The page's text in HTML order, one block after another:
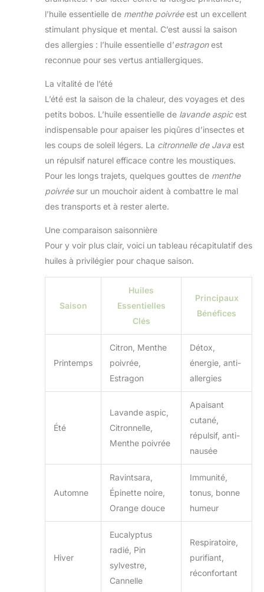
soins et votre amour
sincères lors de fêtes
telles que la fête des
mères, la Saint - Valentin,
les anniversaires, Noël, la
fête des enseignants, la
l’huile essentielle de menthe poivréeest un excellent
stimulant physique et mental. C’est aussi la saison
des allergies : l’huile essentielle d’estragonest
reconnue pour ses vertus antiallergiques.
La vitalité de l’été
L’été est la saison de la chaleur, des voyages et des
petits bobos. L’huile essentielle de lavande aspicest
indispensable pour apaiser les piqûres d’insectes et
les coups de soleil légers. La citronnelle de Java est
un répulsif naturel efficace contre les moustiques.
Pour les longs trajets, quelques gouttes de menthe
poivréesur un mouchoir aident à combattre le mal
des transports et à rester alerte.
Une comparaison saisonnière
Pour y voir plus clair, voici un tableau récapitulatif des
huiles à privilégier pour chaque saison.
Saison
Huiles
Essentielles
Clés
Principaux
Bénéfices
Printemps
Citron, Menthe
poivrée,
Estragon
Détox,
énergie, anti-
allergies
Été
Lavande aspic,
Citronnelle,
Menthe poivrée
Apaisant
cutané,
répulsif, anti-
nausée
Automne
Ravintsara,
Épinette noire,
Orange douce
Immunité,
tonus, bonne
humeur
Hiver
Eucalyptus
radié, Pin
sylvestre,
Cannelle
Respiratoire,
purifiant,
réconfortant